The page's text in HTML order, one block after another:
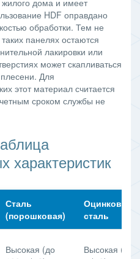
HDF оправдано
обработки. Тем не
панелях остаются
лакировки или
может скапливаться
Для
этот материал считается
сроком службы не
характеристик
Сталь
(порошковая)
сталь
Высокая (до
Высокая (до